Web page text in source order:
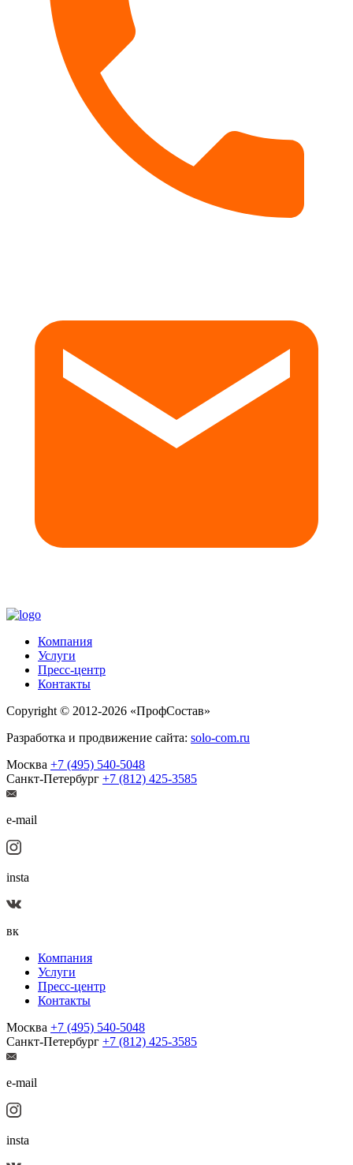
Компания
Услуги
Пресс-центр
Контакты
Copyright © 2012-2026 «ПрофСостав»
Разработка и продвижение сайта: solo-com.ru
Москва +7 (495) 540-5048
Санкт-Петербург +7 (812) 425-3585
e-mail
insta
вк
Компания
Услуги
Пресс-центр
Контакты
Москва +7 (495) 540-5048
Санкт-Петербург +7 (812) 425-3585
e-mail
insta